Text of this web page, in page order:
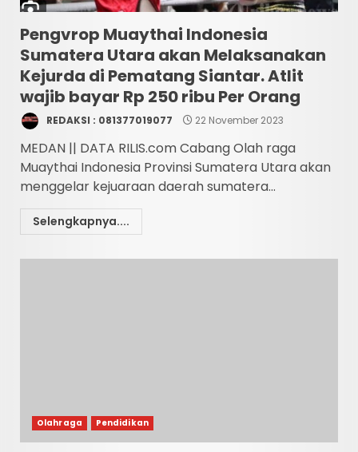
Pengvrop Muaythai Indonesia
Sumatera Utara akan Melaksanakan
Kejurda di Pematang Siantar. Atlit
wajib bayar Rp 250 ribu Per Orang
REDAKSI : 081377019077 22 November 2023
MEDAN || DATA RILIS.com Cabang Olah raga
Muaythai Indonesia Provinsi Sumatera Utara akan
menggelar kejuaraan daerah sumatera...
Selengkapnya....
Olahraga Pendidikan